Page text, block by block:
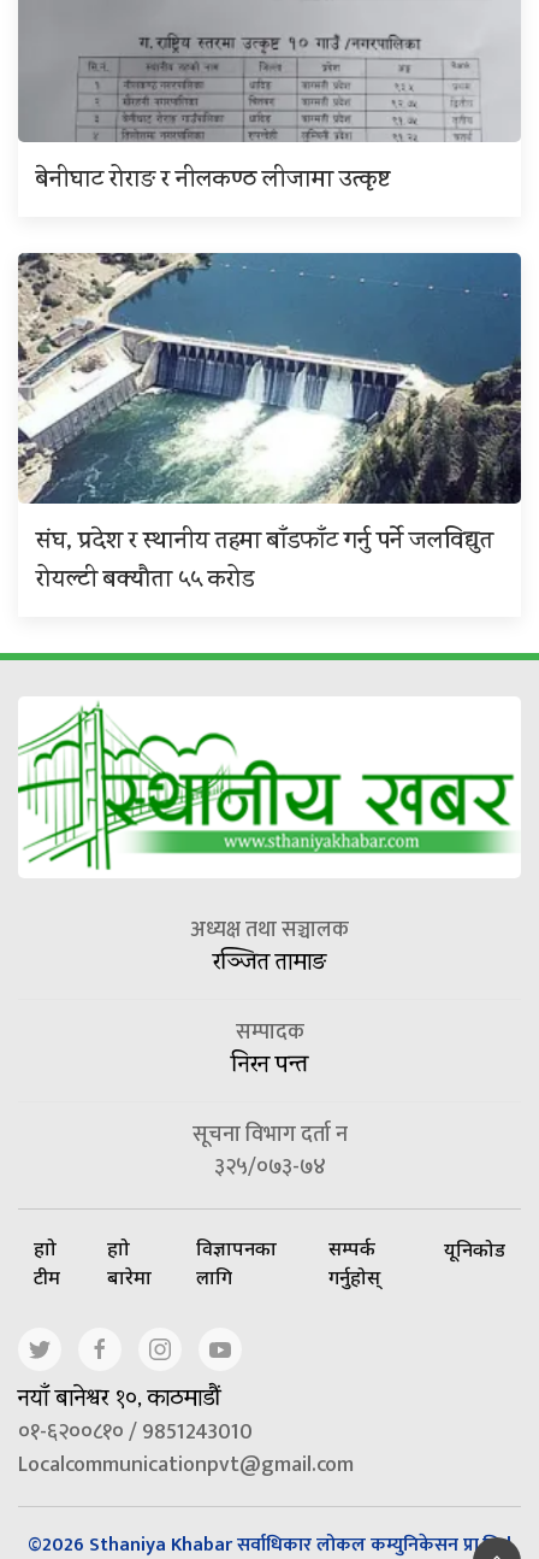
बेनीघाट रोराङ र नीलकण्ठ लीजामा उत्कृष्ट
संघ, प्रदेश र स्थानीय तहमा बाँडफाँट गर्नु पर्ने जलविद्युत
रोयल्टी बक्यौता ५५ करोड
अध्यक्ष तथा सञ्चालक
रञ्जित तामाङ
सम्पादक
निरन पन्त
सूचना विभाग दर्ता न
३२५/०७३-७४
हाम्रो
टीम
हाम्रो
बारेमा
विज्ञापनका
लागि
सम्पर्क
गर्नुहोस्
यूनिकोड
नयाँ बानेश्वर १०, काठमाडौं
०१-६२००८१० / 9851243010
Localcommunicationpvt@gmail.com
©2026 Sthaniya Khabar सर्वाधिकार लोकल कम्युनिकेसन प्रा.लि |